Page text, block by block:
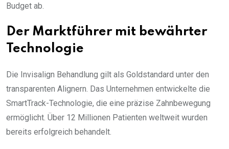
Budget ab.
Der Marktführer mit bewährter
Technologie
Die Invisalign Behandlung gilt als Goldstandard unter den
transparenten Alignern. Das Unternehmen entwickelte die
SmartTrack-Technologie, die eine präzise Zahnbewegung
ermöglicht. Über 12 Millionen Patienten weltweit wurden
bereits erfolgreich behandelt.